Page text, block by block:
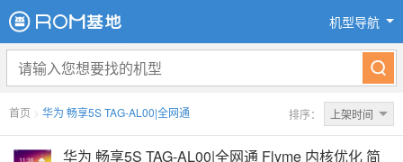
机型导航
首页 > 华为 畅享5S TAG-AL00|全网通 排序： 上架时间
华为 畅享5S TAG-AL00|全网通 Flyme 内核优化 简